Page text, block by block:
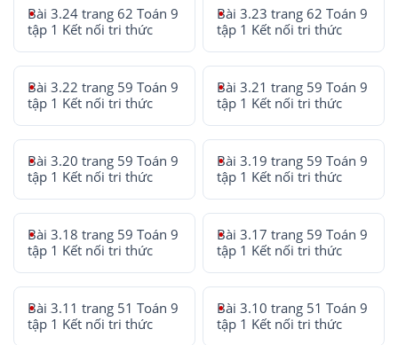
Bài 3.24 trang 62 Toán 9
tập 1 Kết nối tri thức
Bài 3.23 trang 62 Toán 9
tập 1 Kết nối tri thức
Bài 3.22 trang 59 Toán 9
tập 1 Kết nối tri thức
Bài 3.21 trang 59 Toán 9
tập 1 Kết nối tri thức
Bài 3.20 trang 59 Toán 9
tập 1 Kết nối tri thức
Bài 3.19 trang 59 Toán 9
tập 1 Kết nối tri thức
Bài 3.18 trang 59 Toán 9
tập 1 Kết nối tri thức
Bài 3.17 trang 59 Toán 9
tập 1 Kết nối tri thức
Bài 3.11 trang 51 Toán 9
tập 1 Kết nối tri thức
Bài 3.10 trang 51 Toán 9
tập 1 Kết nối tri thức